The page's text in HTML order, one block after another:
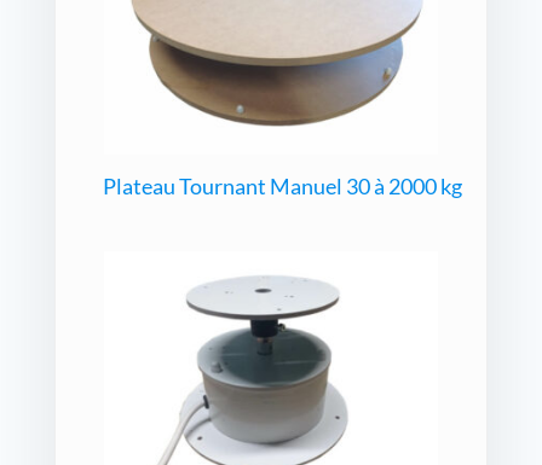
Plateau Tournant Manuel 30 à 2000 kg